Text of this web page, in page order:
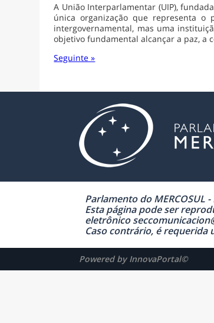
A União Interparlamentar (UIP),
única organização que representa o
intergovernamental, mas uma
objetivo fundamental alcançar a paz, a
Seguinte »
Parlamento do MERCOSUL
Esta página pode ser
eletrônico
Caso contrário, é requerida
Powered by InnovaPortal©